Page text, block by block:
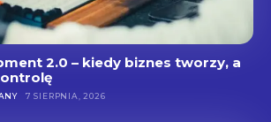
2.0 – kiedy biznes tworzy, a
7 SIERPNIA, 2026